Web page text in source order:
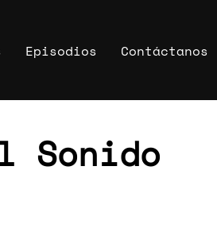
Episodios Contáctanos
Sonido